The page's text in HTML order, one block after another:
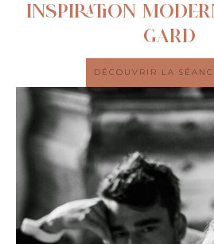
Inspiration
Gard
DÉCOUVRIR LA